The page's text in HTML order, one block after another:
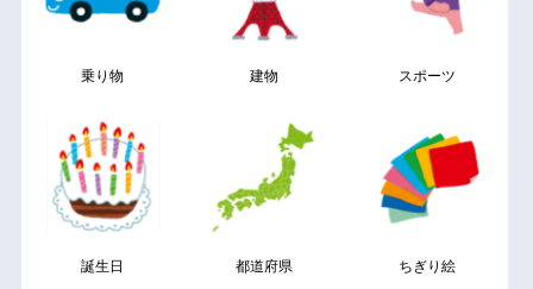
乗り物 建物 スポーツ
誕生日 都道府県 ちぎり絵